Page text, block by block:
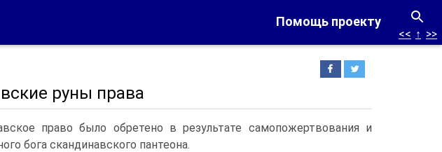
Помощь проекту
<< ↑ >>
руны права
право было обретено в результате самопожертвования и
бога скандинавского пантеона.